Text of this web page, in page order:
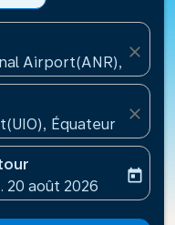
Airport(ANR),
close
Équateur
close
labelreturn-date-
20 août 2026
today